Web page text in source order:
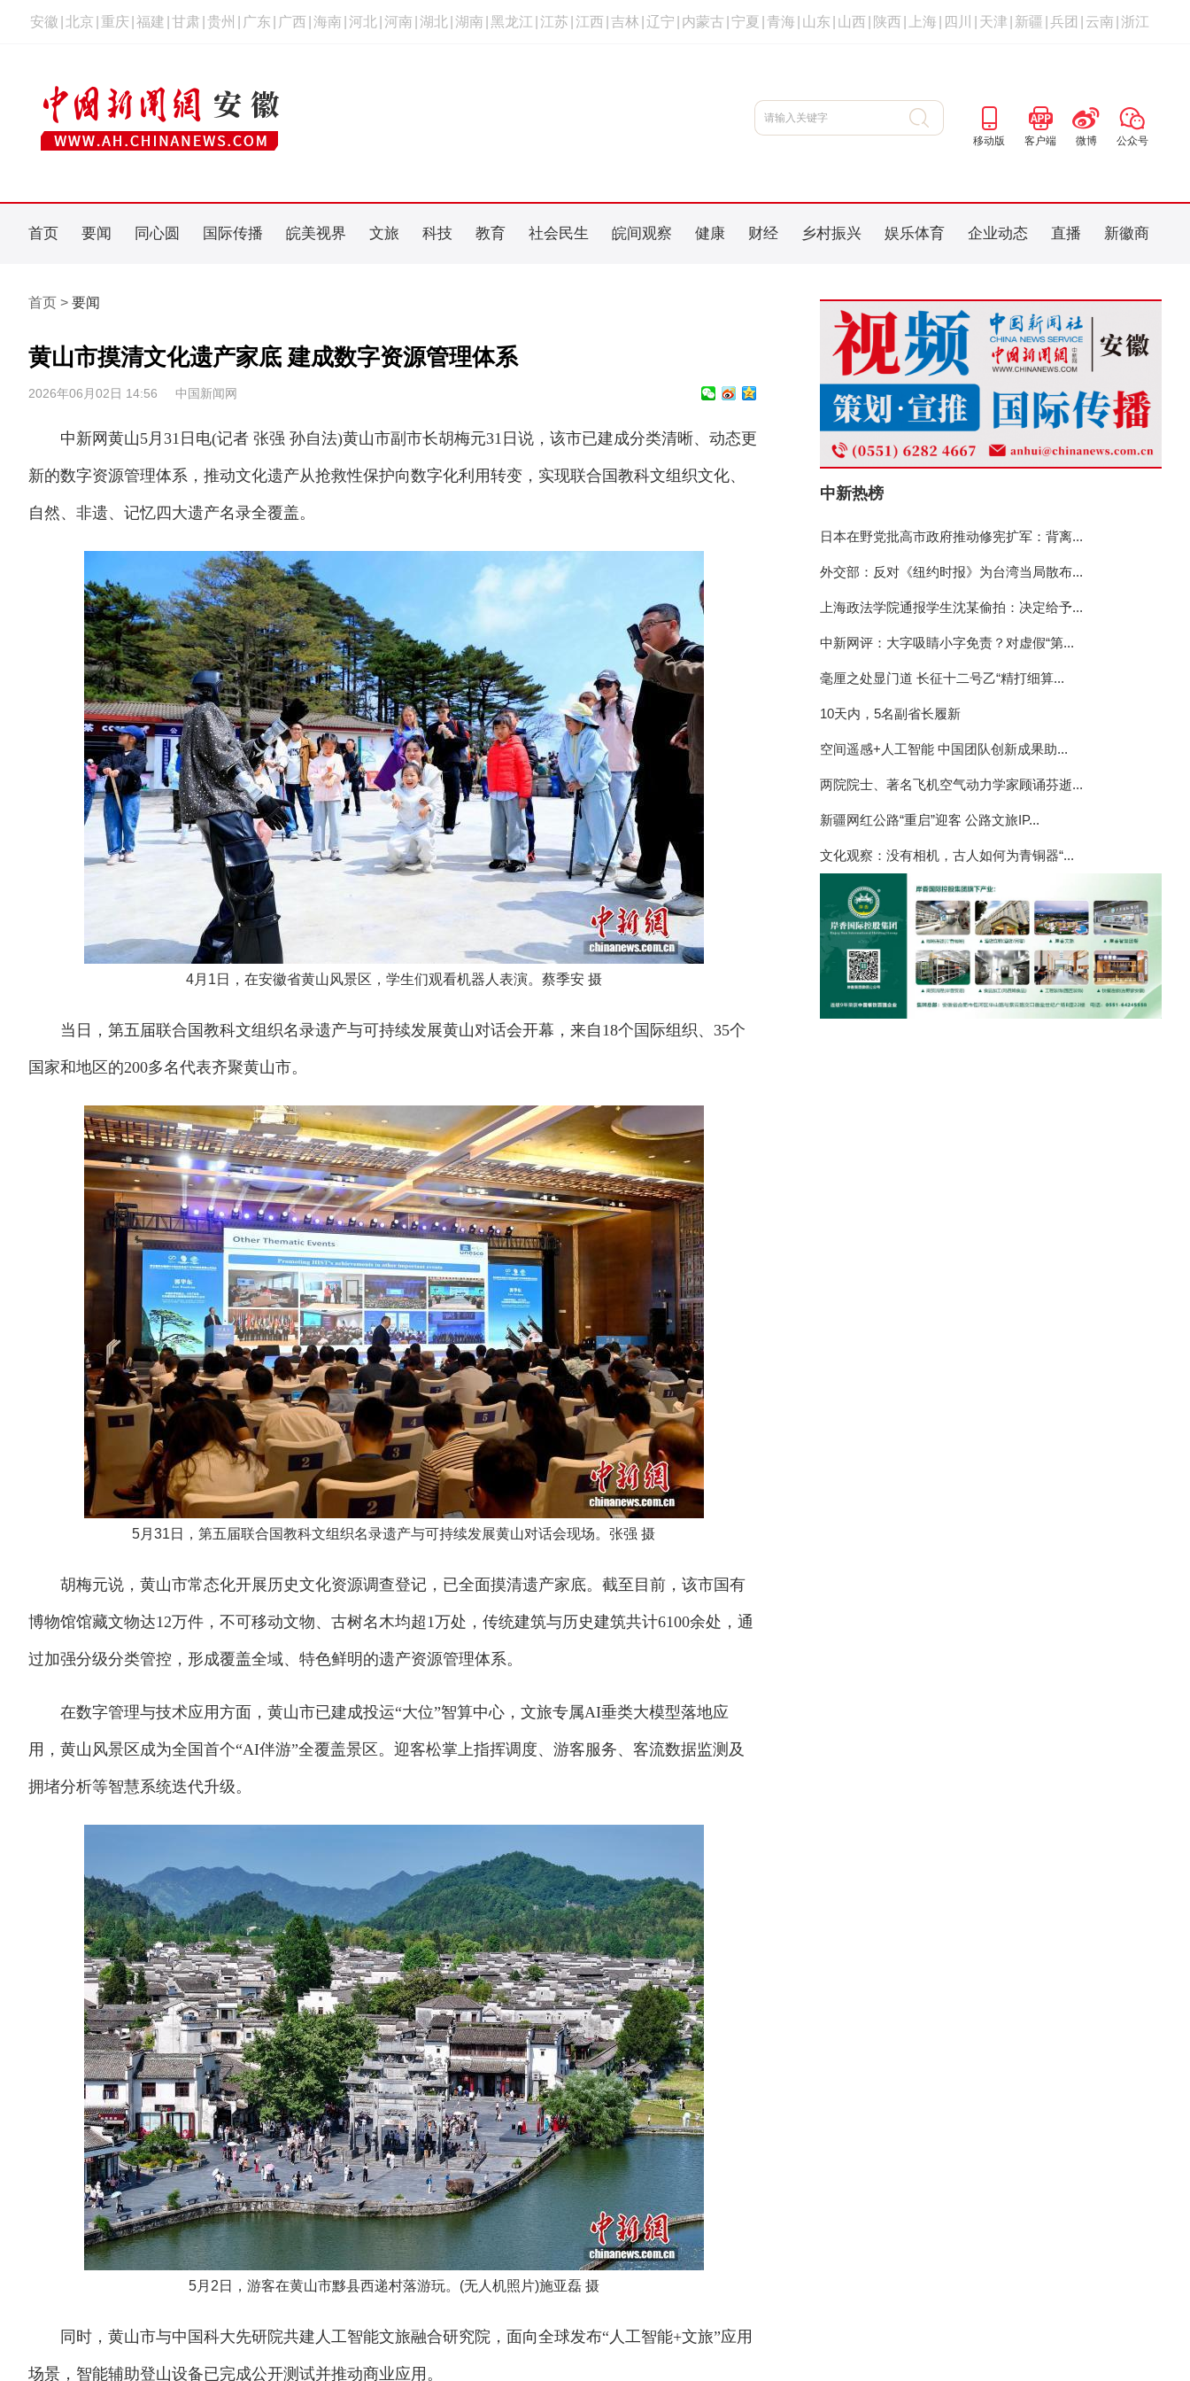
安徽 北京 重庆 福建 甘肃 贵州 广东 广西 海南 河北 河南 湖北 湖南 黑龙江 江苏 江西 吉林 辽宁 内蒙古 宁夏 青海 山东 山西 陕西 上海 四川 天津 新疆 兵团 云南 浙江
移动版 客户端 微博 公众号
首页 要闻 同心圆 国际传播 皖美视界 文旅 科技 教育 社会民生 皖间观察 健康 财经 乡村振兴 娱乐体育 企业动态 直播 新徽商
首页 > 要闻
黄山市摸清文化遗产家底 建成数字资源管理体系
2026年06月02日 14:56 中国新闻网
中新网黄山5月31日电(记者 张强 孙自法)黄山市副市长胡梅元31日说，该市已建成分类清晰、动态更
新的数字资源管理体系，推动文化遗产从抢救性保护向数字化利用转变，实现联合国教科文组织文化、
自然、非遗、记忆四大遗产名录全覆盖。
4月1日，在安徽省黄山风景区，学生们观看机器人表演。蔡季安 摄
当日，第五届联合国教科文组织名录遗产与可持续发展黄山对话会开幕，来自18个国际组织、35个
国家和地区的200多名代表齐聚黄山市。
5月31日，第五届联合国教科文组织名录遗产与可持续发展黄山对话会现场。张强 摄
胡梅元说，黄山市常态化开展历史文化资源调查登记，已全面摸清遗产家底。截至目前，该市国有
博物馆馆藏文物达12万件，不可移动文物、古树名木均超1万处，传统建筑与历史建筑共计6100余处，通
过加强分级分类管控，形成覆盖全域、特色鲜明的遗产资源管理体系。
在数字管理与技术应用方面，黄山市已建成投运“大位”智算中心，文旅专属AI垂类大模型落地应
用，黄山风景区成为全国首个“AI伴游”全覆盖景区。迎客松掌上指挥调度、游客服务、客流数据监测及
拥堵分析等智慧系统迭代升级。
5月2日，游客在黄山市黟县西递村落游玩。(无人机照片)施亚磊 摄
同时，黄山市与中国科大先研院共建人工智能文旅融合研究院，面向全球发布“人工智能+文旅”应用
场景，智能辅助登山设备已完成公开测试并推动商业应用。
中新热榜
日本在野党批高市政府推动修宪扩军：背离...
外交部：反对《纽约时报》为台湾当局散布...
上海政法学院通报学生沈某偷拍：决定给予...
中新网评：大字吸睛小字免责？对虚假“第...
毫厘之处显门道 长征十二号乙“精打细算...
10天内，5名副省长履新
空间遥感+人工智能 中国团队创新成果助...
两院院士、著名飞机空气动力学家顾诵芬逝...
新疆网红公路“重启”迎客 公路文旅IP...
文化观察：没有相机，古人如何为青铜器“...